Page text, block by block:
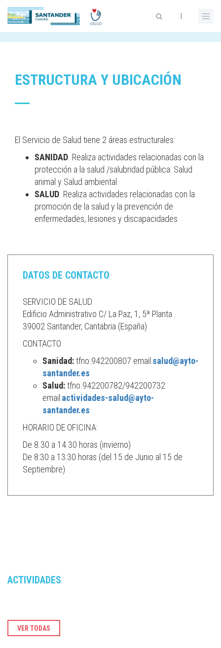
Skip
main
content
ESTRUCTURA Y UBICACIÓN
El Servicio de Salud tiene 2 áreas estructurales:
SANIDAD . Realiza actividades relacionadas con la
protección a la salud /salubridad pública: Salud
animal y Salud ambiental
SALUD . Realiza actividades relacionadas con la
promoción de la salud y la prevención de
enfermedades, lesiones y discapacidades
DATOS DE CONTACTO
SERVICIO DE SALUD
Edificio Administrativo C/ La Paz, 1, 5ª Planta
39002 Santander, Cantabria (España)
CONTACTO
Sanidad:tfno.942200807 email:salud@ayto-
santander.es
Salud:tfno.942200782/942200732
email:actividades-salud@ayto-
santander.es
HORARIO DE OFICINA:
De 8.30 a 14.30 horas (invierno)
De 8:30 a 13:30 horas (del 15 de Junio al 15 de
Septiembre)
ACTIVIDADES
VER TODAS